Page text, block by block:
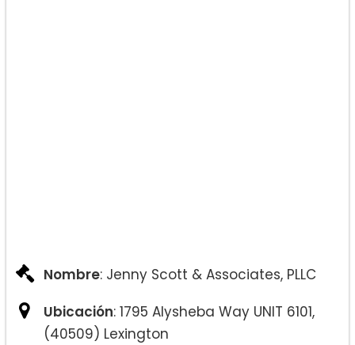
Nombre: Jenny Scott & Associates, PLLC
Ubicación: 1795 Alysheba Way UNIT 6101,
(40509) Lexington